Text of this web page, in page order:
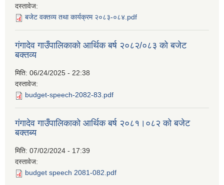
दस्तावेज:
बजेट वक्तव्य तथा कार्यक्रम २०८३-०८४.pdf
गंगादेव गाउँपालिकाको आर्थिक बर्ष २०८२/०८३ को बजेट
बक्तव्य
मिति: 06/24/2025 - 22:38
दस्तावेज:
budget-speech-2082-83.pdf
गंगादेव गाउँपालिकाको आर्थिक बर्ष २०८१।०८२ को बजेट
बक्तब्य
मिति: 07/02/2024 - 17:39
दस्तावेज:
budget speech 2081-082.pdf